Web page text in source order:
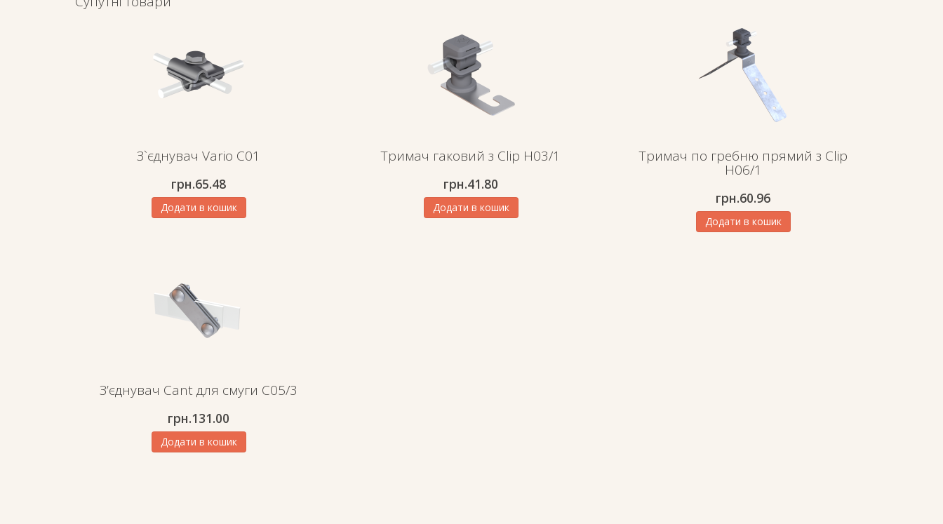
З`єднувач Vario C01
грн.65.48
Додати в кошик
Тримач гаковий з Clip H03/1
грн.41.80
Додати в кошик
Тримач по гребню прямий з Clip
H06/1
грн.60.96
Додати в кошик
З’єднувач Cant для смуги C05/3
грн.131.00
Додати в кошик